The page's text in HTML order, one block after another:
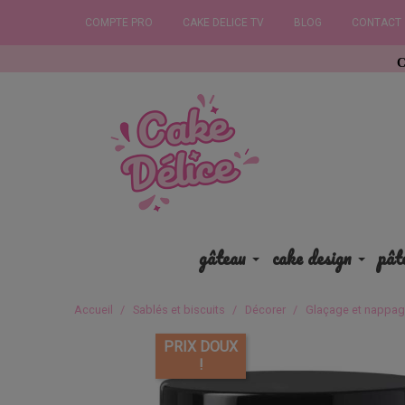
COMPTE PRO CAKE DELICE TV BLOG CONTACT
gâteau cake design
Accueil Sablés et biscuits Décorer Glaçage et
PRIX DOUX
!